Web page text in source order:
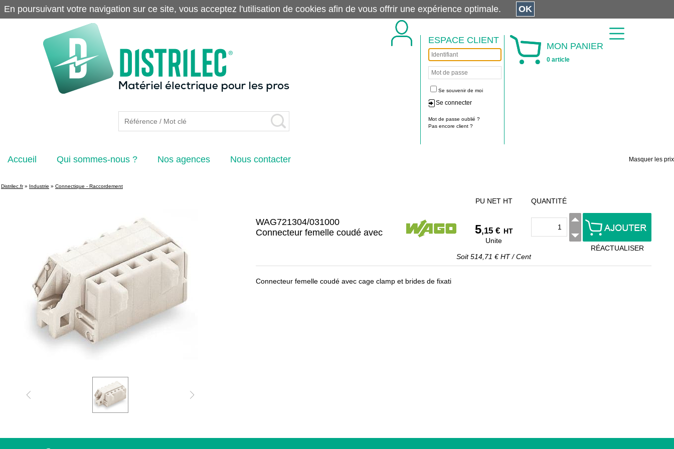
ESPACE CLIENT
Se souvenir de moi
Se connecter
Mot de passe oublié ?
Pas encore client ?
MON PANIER
0 article
Accueil Qui sommes-nous ? Nos agences Nous contacter Masquer les prix
Distrilec.fr» Industrie » Connectique - Raccordement
WAG721304/031000
Connecteur femelle coudé avec
PU NET HT
5,15 € HT
Unite
Soit514,71 € HT/Cent
QUANTITÉ
RÉACTUALISER
Connecteur femelle coudé avec cage clamp et brides de fixati
En poursuivant votre navigation sur ce site, vous acceptez l'utilisation de cookies afin de vous offrir une expérience optimale. OK